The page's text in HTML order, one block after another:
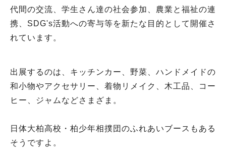
代間の交流、学生さん達の社会参加、農業と福祉の連
携、SDG's活動への寄与等を新たな目的として開催さ
れています。
出展するのは、キッチンカー、野菜、ハンドメイドの
和小物やアクセサリー、着物リメイク、木工品、コー
ヒー、ジャムなどさまざま。
日体大柏高校・柏少年相撲団のふれあいブースもある
そうですよ。